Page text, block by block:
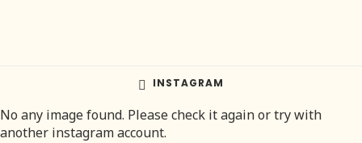
INSTAGRAM
No any image found. Please check it again or try with
another instagram account.